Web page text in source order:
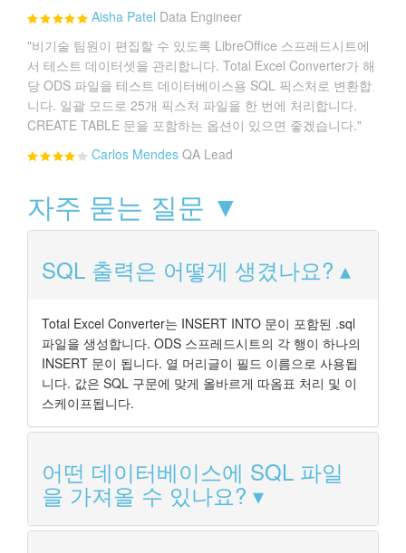
Aisha Patel Data Engineer
"비기술 팀원이 편집할 수 있도록 LibreOffice 스프레드시트에
서 테스트 데이터셋을 관리합니다. Total Excel Converter가 해
당 ODS 파일을 테스트 데이터베이스용 SQL 픽스처로 변환합
니다. 일괄 모드로 25개 픽스처 파일을 한 번에 처리합니다.
CREATE TABLE 문을 포함하는 옵션이 있으면 좋겠습니다."
Carlos Mendes QA Lead
자주 묻는 질문 ▼
SQL 출력은 어떻게 생겼나요?
Total Excel Converter는 INSERT INTO 문이 포함된 .sql
파일을 생성합니다. ODS 스프레드시트의 각 행이 하나의
INSERT 문이 됩니다. 열 머리글이 필드 이름으로 사용됩
니다. 값은 SQL 구문에 맞게 올바르게 따옴표 처리 및 이
스케이프됩니다.
어떤 데이터베이스에 SQL 파일
을 가져올 수 있나요?